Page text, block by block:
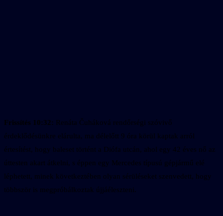
Frissítés 10:32: Renáta Čuháková rendőrségi szóvivő
érdeklődésünkre elárulta, ma délelőtt 9 óra körül kaptak arról
értesítést, hogy baleset történt a Diófa utcán, ahol egy 42 éves nő az
úttesten akart átkelni, s éppen egy Mercedes típusú gépjármű elé
léphetett, minek következtében olyan sérüléseket szenvedett, hogy
többször is megpróbálkoztak újjáéleszteni.